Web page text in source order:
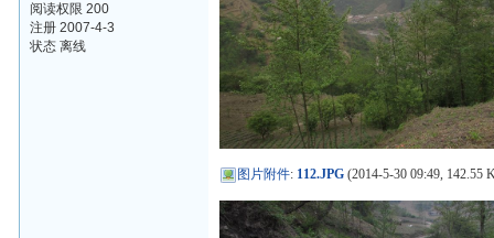
阅读权限 200
注册 2007-4-3
状态 离线
图片附件: 112.JPG (2014-5-30 09:49, 142.55